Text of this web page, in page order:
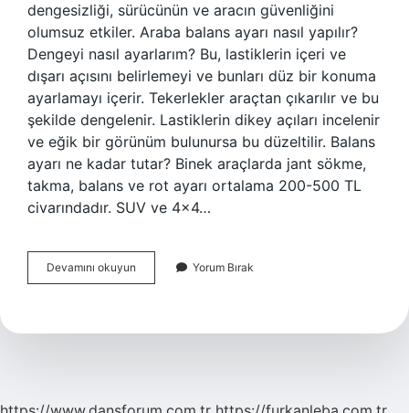
dengesizliği, sürücünün ve aracın güvenliğini
olumsuz etkiler. Araba balans ayarı nasıl yapılır?
Dengeyi nasıl ayarlarım? Bu, lastiklerin içeri ve
dışarı açısını belirlemeyi ve bunları düz bir konuma
ayarlamayı içerir. Tekerlekler araçtan çıkarılır ve bu
şekilde dengelenir. Lastiklerin dikey açıları incelenir
ve eğik bir görünüm bulunursa bu düzeltilir. Balans
ayarı ne kadar tutar? Binek araçlarda jant sökme,
takma, balans ve rot ayarı ortalama 200-500 TL
civarındadır. SUV ve 4×4…
Devamını okuyun
Ayar
Yorum Bırak